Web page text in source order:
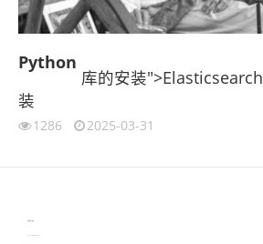
Python
库的安装">Elasticsearch
装
1286 2025-03-31